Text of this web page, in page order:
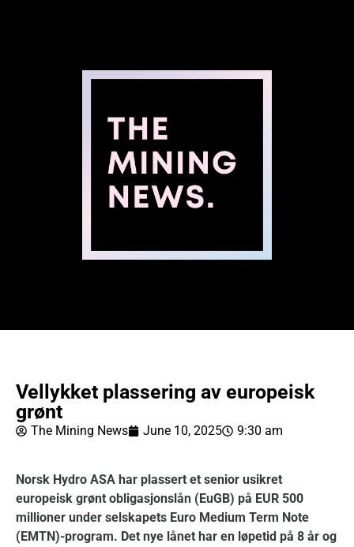
Vellykket plassering av europeisk
grønt
The Mining News June 10, 2025 9:30 am
Norsk Hydro ASA har plassert et senior usikret
europeisk grønt obligasjonslån (EuGB) på EUR 500
millioner under selskapets Euro Medium Term Note
(EMTN)-program. Det nye lånet har en løpetid på 8 år og